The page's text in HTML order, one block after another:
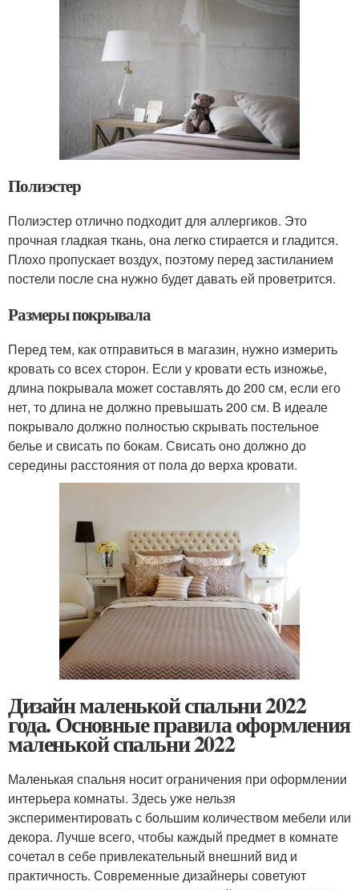
Полиэстер
Полиэстер отлично подходит для аллергиков. Это
прочная гладкая ткань, она легко стирается и гладится.
Плохо пропускает воздух, поэтому перед застиланием
постели после сна нужно будет давать ей проветрится.
Размеры покрывала
Перед тем, как отправиться в магазин, нужно измерить
кровать со всех сторон. Если у кровати есть изножье,
длина покрывала может составлять до 200 см, если его
нет, то длина не должно превышать 200 см. В идеале
покрывало должно полностью скрывать постельное
белье и свисать по бокам. Свисать оно должно до
середины расстояния от пола до верха кровати.
Дизайн маленькой спальни 2022
года. Основные правила оформления
маленькой спальни 2022
Маленькая спальня носит ограничения при оформлении
интерьера комнаты. Здесь уже нельзя
экспериментировать с большим количеством мебели или
декора. Лучше всего, чтобы каждый предмет в комнате
сочетал в себе привлекательный внешний вид и
практичность. Современные дизайнеры советуют